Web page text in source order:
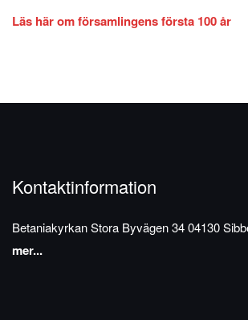
Läs här om församlingens första 100 år
Kontaktinformation
BetaniakyrkanStora Byvägen 3404130
mer...